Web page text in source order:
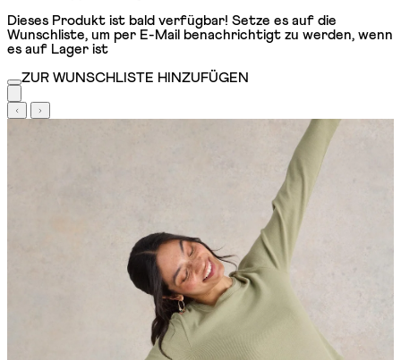
Dieses Produkt ist bald verfügbar! Setze es auf die
Wunschliste, um per E-Mail benachrichtigt zu werden, wenn
es auf Lager ist
ZUR WUNSCHLISTE HINZUFÜGEN